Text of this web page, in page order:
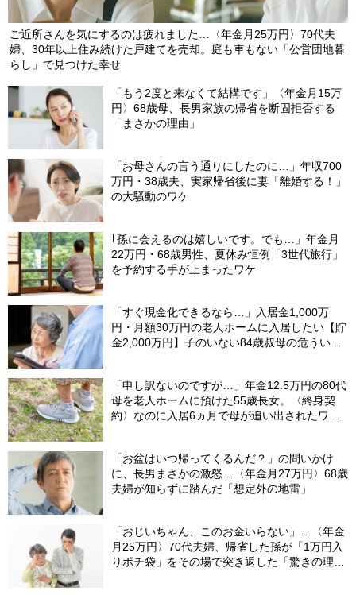
ご近所さんを気にするのは疲れました…〈年金月25万円〉70代夫
婦、30年以上住み続けた戸建てを売却。庭も車もない「公営団地暮
らし」で見つけた幸せ
「もう2度と来なくて結構です」〈年金月15万
円〉68歳母、長男家族の帰省を断固拒否する
「まさかの理由」
「お母さんの言う通りにしたのに…」年収700
万円・38歳夫、実家帰省後に妻「離婚する！」
の大騒動のワケ
｢孫に会えるのは嬉しいです。でも…」年金月
22万円・68歳男性、夏休み恒例「3世代旅行」
を予約する手が止まったワケ
「すぐ現金化できるなら…」入居金1,000万
円・月額30万円の老人ホームに入居したい【貯
金2,000万円】子のいない84歳叔母の危うい決
「申し訳ないのですが…」年金12.5万円の80代
母を老人ホームに預けた55歳長女。〈終身契
約〉なのに入居6ヵ月で母が追い出されたワ
「お盆はいつ帰ってくるんだ？」の問いかけ
に、長男まさかの激怒…〈年金月27万円〉68歳
夫婦が知らずに踏んだ「想定外の地雷」
「おじいちゃん、このお金いらない」…〈年金
月25万円〉70代夫婦、帰省した孫が「1万円入
りポチ袋」をその場で突き返した「驚きの理